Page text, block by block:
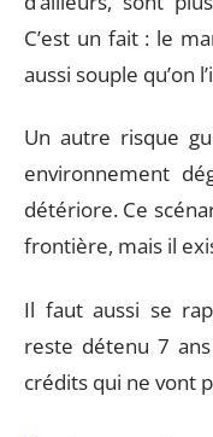
C’est un fait : le
aussi souple qu’on
Un autre risque
environnement
détériore. Ce
frontière, mais il
Il faut aussi se
reste détenu 7
crédits qui ne vont